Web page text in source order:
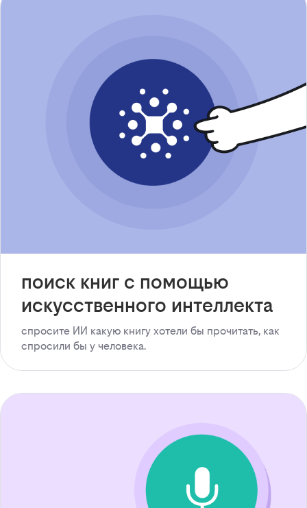
поиск книг с помощью
искусственного интеллекта
спросите ИИ какую книгу хотели бы прочитать, как
спросили бы у человека.